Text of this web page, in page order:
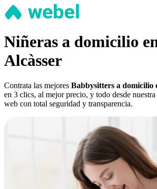
Niñeras a domicilio
Alcàsser
Contrata las mejores Babbysitters a domicilio
en 3 clics, al mejor precio, y todo desde
web con total seguridad y transparencia.